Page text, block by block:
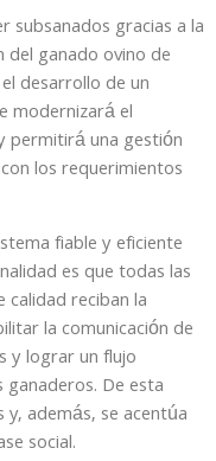
subsanados gracias a la
del ganado ovino de
desarrollo de un
modernizará el
permitirá una gestión
los requerimientos
fiable y eficiente
es que todas las
calidad reciban la
la comunicación de
y lograr un flujo
De esta
además, se acentúa
social.